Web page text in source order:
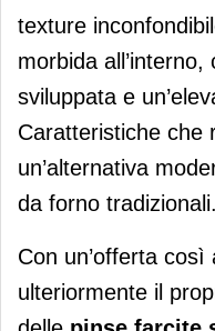
texture
morbida all’interno,
sviluppata e
Caratteristiche che
un’alternativa
da forno tradizionali.
Con un’offerta
ulteriormente il